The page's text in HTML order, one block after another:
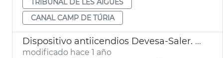
CANAL CAMP DE TÚRIA
Dispositivo antiicendios Devesa-Saler. València
modificado hace 1 año